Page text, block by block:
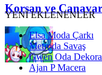
Korsan ve
YENİ EKLENENLER
Elsa Moda Çarkı
Metroda Savaş
Gwen Oda
Ajan P Macera